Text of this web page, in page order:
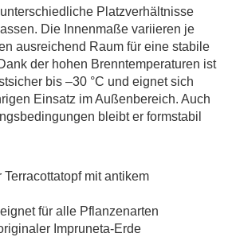
Platzverhältnisse
Die Innenmaße variieren je
ausreichend Raum für eine stabile
der hohen Brenntemperaturen ist
bis –30 °C und eignet sich
Einsatz im Außenbereich. Auch
bleibt er formstabil
mit antikem
für alle Pflanzenarten
Impruneta-Erde